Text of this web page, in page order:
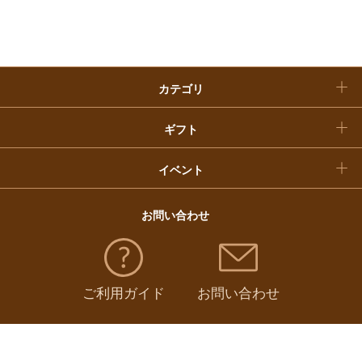
カテゴリ
ギフト
イベント
福袋
お問い合わせ
ご利用ガイド お問い合わせ